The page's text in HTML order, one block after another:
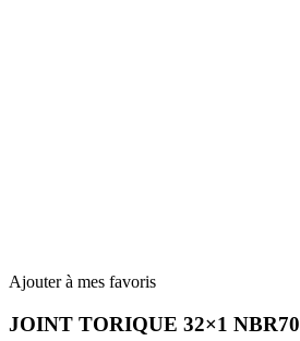
Ajouter à mes favoris
JOINT TORIQUE 32×1 NBR70